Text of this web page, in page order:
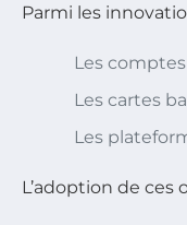
Parmi les
Les
Les cartes
Les
L’adoption de ces